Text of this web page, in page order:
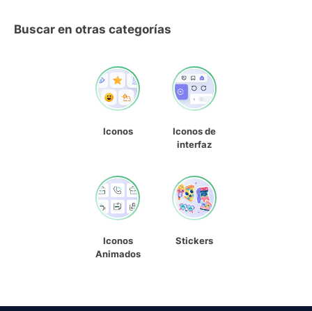
Buscar en otras categorías
Iconos
Iconos de
interfaz
Iconos
Animados
Stickers